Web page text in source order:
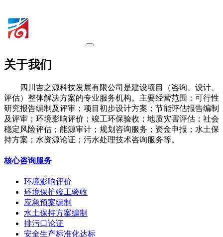
关于我们
四川吉之源科技发展有限公司是建设项目（咨询、设计、
评估）整体解决方案的专业服务机构。主要经营范围：可行性
研究报告编制及评审；项目初步设计方案；节能评估报告编制
及评审；环境影响评价；竣工环保验收；地质灾害评估；社会
稳定风险评估；能源审计；规划咨询服务；资金申报；水土保
持方案；水资源论证；污水处理技术咨询服务等。
核心咨询服务
环境影响评价
环境保护竣工验收
应急预案编制
水土保持方案编制
排污口论证
安全生产标准化达标